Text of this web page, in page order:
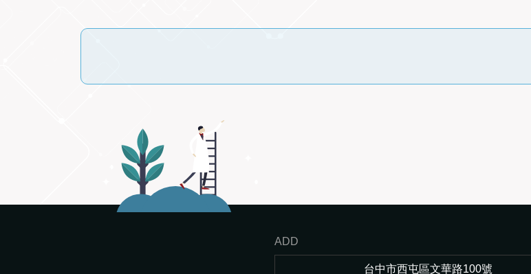
ADD
台中市西屯區文華路100號